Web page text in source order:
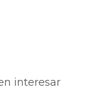
interesar